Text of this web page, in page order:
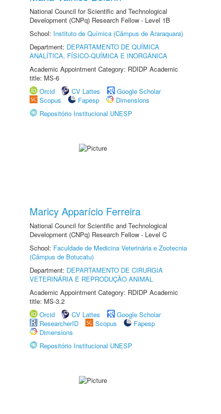
National Council for Scientific and Technological
Development (CNPq) Research Fellow - Level 1B
School: Instituto de Química (Câmpus de Araraquara)
Department: DEPARTAMENTO DE QUÍMICA
ANALÍTICA, FÍSICO-QUÍMICA E INORGÂNICA
Academic Appointment Category: RDIDP Academic
title: MS-6
Orcid
CV Lattes
Google Scholar
Scopus
Fapesp
Dimensions
Repositório Institucional UNESP
Maricy Apparício Ferreira
National Council for Scientific and Technological
Development (CNPq) Research Fellow - Level C
School: Faculdade de Medicina Veterinária e Zootecnia
(Câmpus de Botucatu)
Department: DEPARTAMENTO DE CIRURGIA
VETERINÁRIA E REPRODUÇÃO ANIMAL
Academic Appointment Category: RDIDP Academic
title: MS-3.2
Orcid
CV Lattes
Google Scholar
ResearcherID
Scopus
Fapesp
Dimensions
Repositório Institucional UNESP